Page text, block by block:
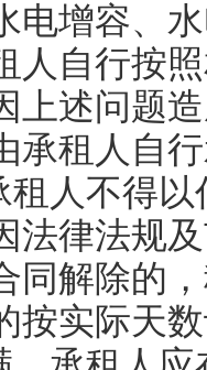
电增容、
人自行按
上述问题
承租人自
租人不得
法律法规
同解除的
按实际天